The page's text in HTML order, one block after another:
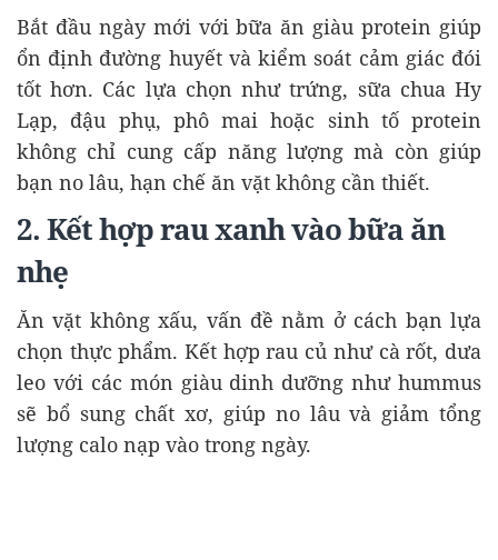
Bắt đầu ngày mới với bữa ăn giàu protein giúp
ổn định đường huyết và kiểm soát cảm giác đói
tốt hơn. Các lựa chọn như trứng, sữa chua Hy
Lạp, đậu phụ, phô mai hoặc sinh tố protein
không chỉ cung cấp năng lượng mà còn giúp
bạn no lâu, hạn chế ăn vặt không cần thiết.
2. Kết hợp rau xanh vào bữa ăn
nhẹ
Ăn vặt không xấu, vấn đề nằm ở cách bạn lựa
chọn thực phẩm. Kết hợp rau củ như cà rốt, dưa
leo với các món giàu dinh dưỡng như hummus
sẽ bổ sung chất xơ, giúp no lâu và giảm tổng
lượng calo nạp vào trong ngày.